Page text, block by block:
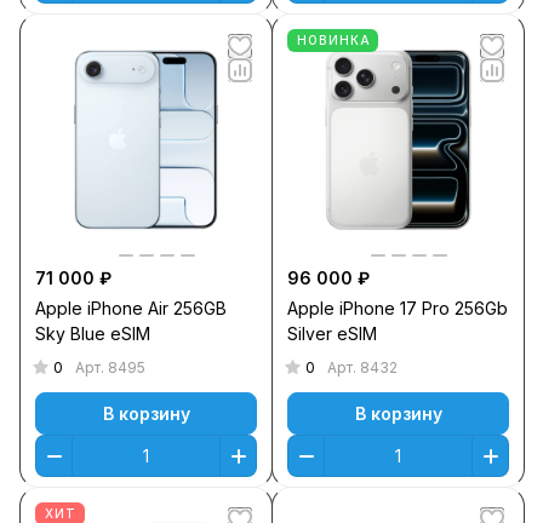
71 000 ₽
Apple iPhone Air 256GB
Sky Blue eSIM
0 Арт. 8495
В корзину
НОВИНКА
96 000 ₽
Apple iPhone 17 Pro 256Gb
Silver eSIM
0 Арт. 8432
В корзину
ХИТ